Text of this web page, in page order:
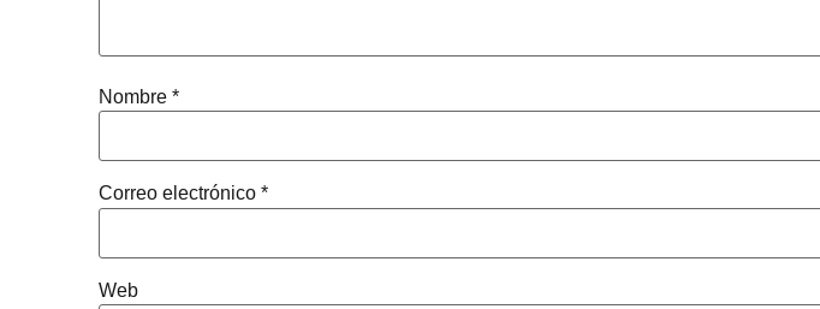
Nombre *
Correo electrónico *
Web